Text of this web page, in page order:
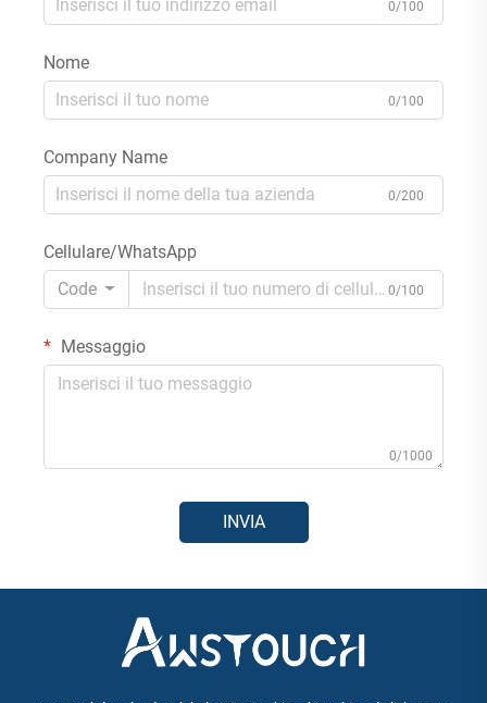
0/100
Nome
0/100
Company Name
0/200
Cellulare/WhatsApp
Code
0/100
Messaggio
0/1000
INVIA